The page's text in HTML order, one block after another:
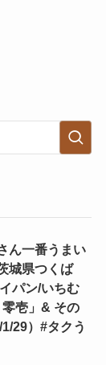
ん一番うまい
城県つくば
パン/いちむ
壱」& その
29）#タクう